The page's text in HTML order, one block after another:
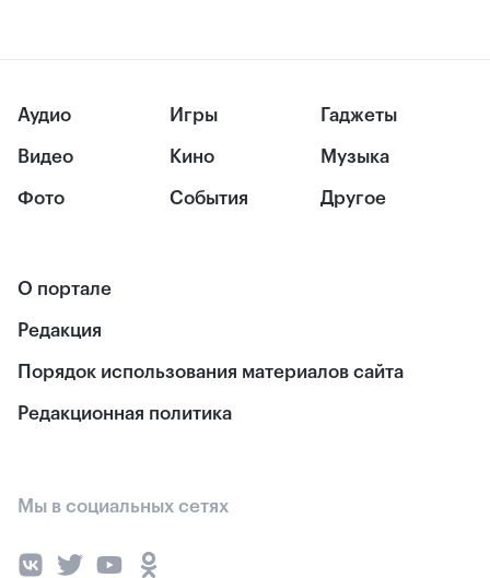
Аудио
Видео
Фото
Игры
Кино
События
Гаджеты
Музыка
Другое
О портале
Редакция
Порядок использования материалов сайта
Редакционная политика
Мы в социальных сетях